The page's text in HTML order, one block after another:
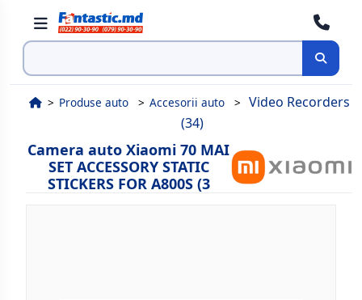
Cauta
Produse auto Accesorii auto
Video Recorders
(34)
Camera auto Xiaomi 70 MAI
SET ACCESSORY STATIC
STICKERS FOR A800S (3